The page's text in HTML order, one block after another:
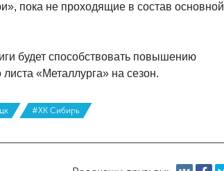
пока не проходящие в состав основной
будет способствовать повышению
«Металлурга» на сезон.
#ХК Сибирь